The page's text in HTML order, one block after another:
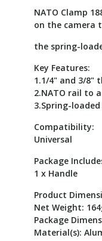
NATO Clamp
on the camera
the spring-
Key Features:
1.1/4" and 3/8"
2.NATO rail to
3.Spring-
Compatibility:
Universal
Package
1 x Handle
Product
Net Weight:
Package
Material(s):